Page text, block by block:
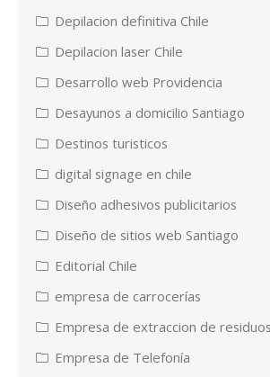
Depilacion definitiva Chile
Depilacion laser Chile
Desarrollo web Providencia
Desayunos a domicilio Santiago
Destinos turisticos
digital signage en chile
Diseño adhesivos publicitarios
Diseño de sitios web Santiago
Editorial Chile
empresa de carrocerías
Empresa de extraccion de residuos
Empresa de Telefonía